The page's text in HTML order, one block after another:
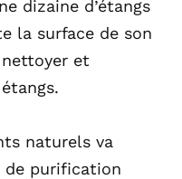
dizaine d’étangs
la surface de son
et
naturels va
de purification